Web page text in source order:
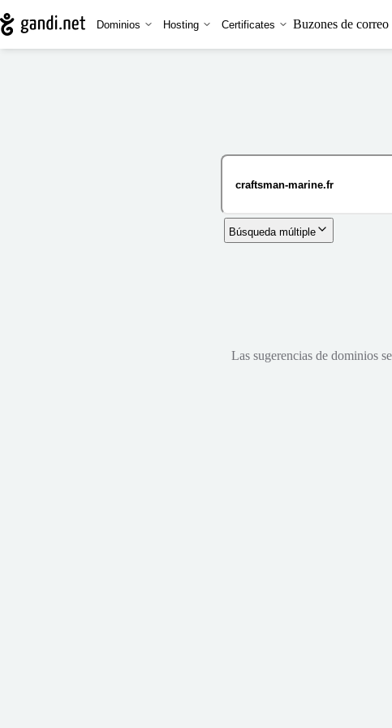
Dominios Hosting Certificates Buzones de correo
Búsqueda múltiple
Las sugerencias de dominios